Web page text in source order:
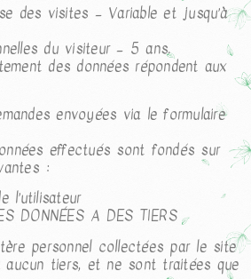
des visites – Variable et jusqu’à
du visiteur – 5 ans.
des données répondent aux
envoyées via le formulaire
effectués sont fondés sur
:
l’utilisateur
DONNÉES A DES TIERS
personnel collectées par le site
tiers, et ne sont traitées que